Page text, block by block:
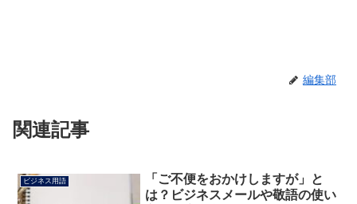
編集部
関連記事
ビジネス用語
「ご不便をおかけしますが」と
は？ビジネスメールや敬語の使い